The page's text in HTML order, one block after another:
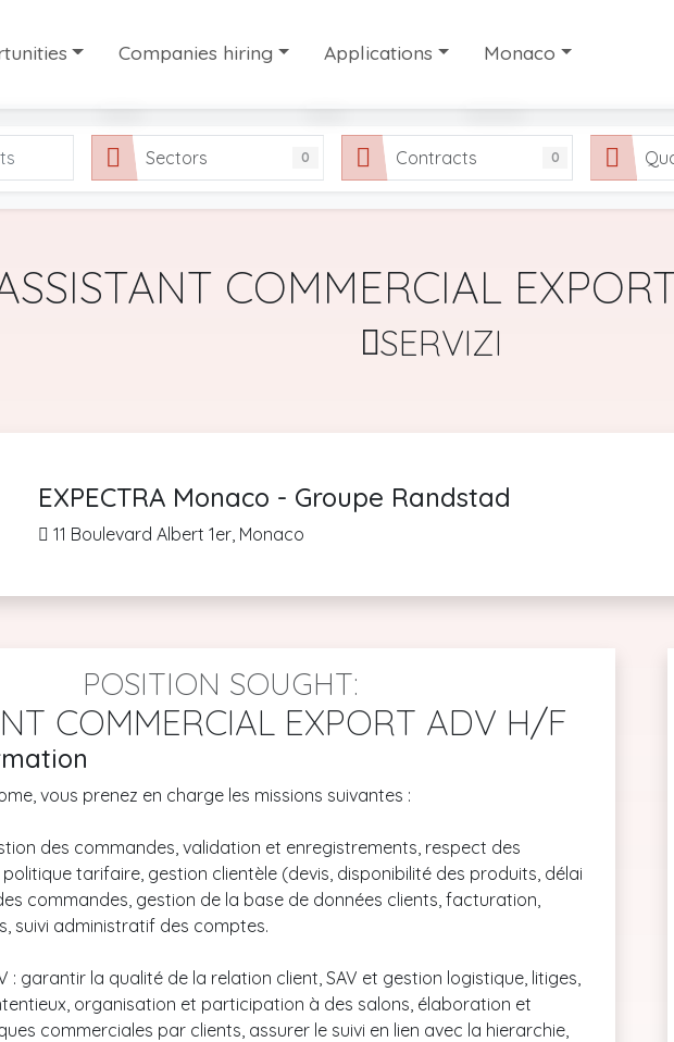
offers
Companies hiring
Temporary work agencies
Applications
Share your application
Monaco
Our selection of useful
Sectors 0 Contracts 0
COMMERCIAL
SERVIZI
EXPECTRA Monaco - Groupe Randstad
11 Boulevard Albert 1er, Monaco
POSITION SOUGHT:
COMMERCIAL EXPORT ADV H/F
vous prenez en charge les missions suivantes :
des commandes, validation et enregistrements, respect des
tarifaire, gestion clientèle (devis, disponibilité des produits, délai
commandes, gestion de la base de données clients, facturation,
suivi administratif des comptes.
: garantir la qualité de la relation client, SAV et gestion logistique, litiges,
organisation et participation à des salons, élaboration et
commerciales par clients, assurer le suivi en lien avec la hierarchie,